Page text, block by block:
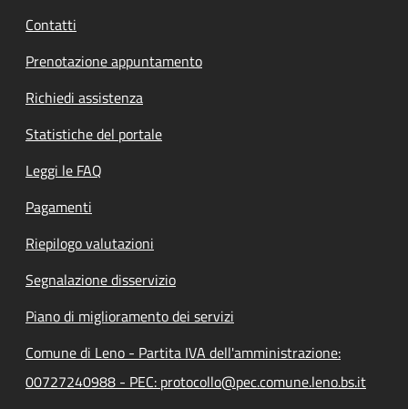
Contatti
Prenotazione appuntamento
Richiedi assistenza
Statistiche del portale
Leggi le FAQ
Pagamenti
Riepilogo valutazioni
Segnalazione disservizio
Piano di miglioramento dei servizi
Comune di Leno - Partita IVA dell'amministrazione:
00727240988 - PEC: protocollo@pec.comune.leno.bs.it